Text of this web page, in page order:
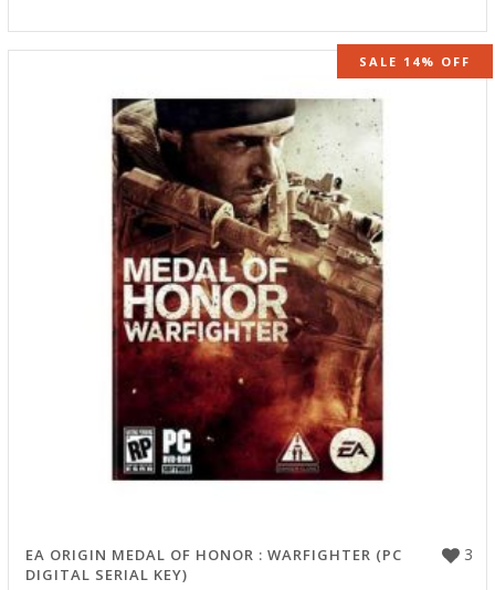
SALE 14% OFF
3
EA ORIGIN MEDAL OF HONOR : WARFIGHTER (PC
DIGITAL SERIAL KEY)